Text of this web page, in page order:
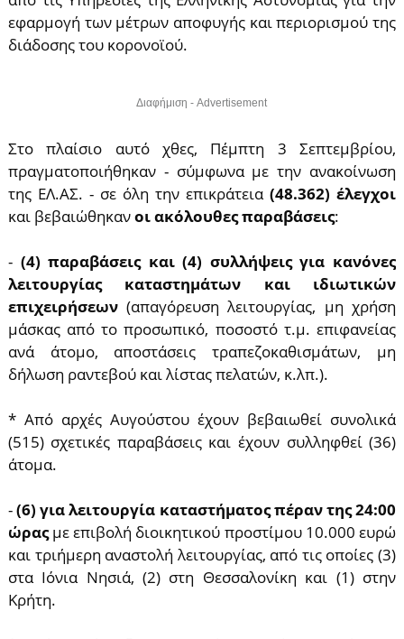
εφαρμογή των μέτρων αποφυγής και περιορισμού της
διάδοσης του κορονοϊού.
Διαφήμιση - Advertisement
Στο πλαίσιο αυτό χθες, Πέμπτη 3 Σεπτεμβρίου,
πραγματοποιήθηκαν - σύμφωνα με την ανακοίνωση
της ΕΛ.ΑΣ. - σε όλη την επικράτεια(48.362) έλεγχοι
και βεβαιώθηκανοι ακόλουθες παραβάσεις:
- (4) παραβάσεις και (4) συλλήψεις για κανόνες
λειτουργίας καταστημάτων και ιδιωτικών
επιχειρήσεων(απαγόρευση λειτουργίας, μη χρήση
μάσκας από το προσωπικό, ποσοστό τ.μ. επιφανείας
ανά άτομο, αποστάσεις τραπεζοκαθισμάτων, μη
δήλωση ραντεβού και λίστας πελατών, κ.λπ.).
* Από αρχές Αυγούστου έχουν βεβαιωθεί συνολικά
(515) σχετικές παραβάσεις και έχουν συλληφθεί (36)
άτομα.
-(6) για λειτουργία καταστήματος πέραν της 24:00
ώραςμε επιβολή διοικητικού προστίμου 10.000 ευρώ
και τριήμερη αναστολή λειτουργίας, από τις οποίες (3)
στα Ιόνια Νησιά, (2) στη Θεσσαλονίκη και (1) στην
Κρήτη.